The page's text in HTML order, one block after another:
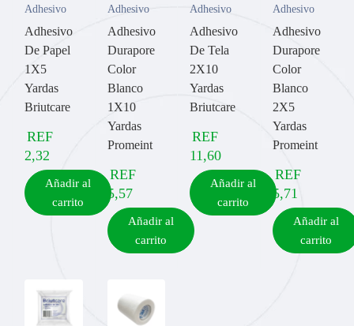
Adhesivo
Adhesivo
De Papel
1X5
Yardas
Briutcare
REF
2,32
Añadir al
carrito
Adhesivo
Adhesivo
Durapore
Color
Blanco
1X10
Yardas
Promeint
REF
5,57
Añadir al
carrito
Adhesivo
Adhesivo
De Tela
2X10
Yardas
Briutcare
REF
11,60
Añadir al
carrito
Adhesivo
Adhesivo
Durapore
Color
Blanco
2X5
Yardas
Promeint
REF
5,71
Añadir al
carrito